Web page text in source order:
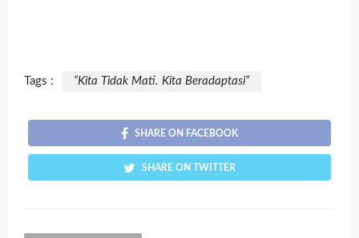
Tags : “Kita Tidak Mati. Kita Beradaptasi”
SHARE ON FACEBOOK
SHARE ON TWITTER